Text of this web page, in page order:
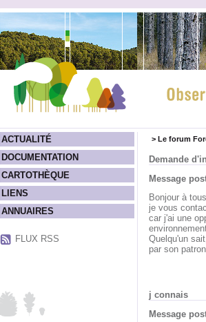
ACTUALITÉ
DOCUMENTATION
CARTOTHÈQUE
LIENS
ANNUAIRES
FLUX RSS
> Le forum
Demande
Message
Bonjour à
je vous
car j'ai une
Quelqu'un
par son
j connais
Message